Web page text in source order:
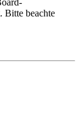
Bitte beachte